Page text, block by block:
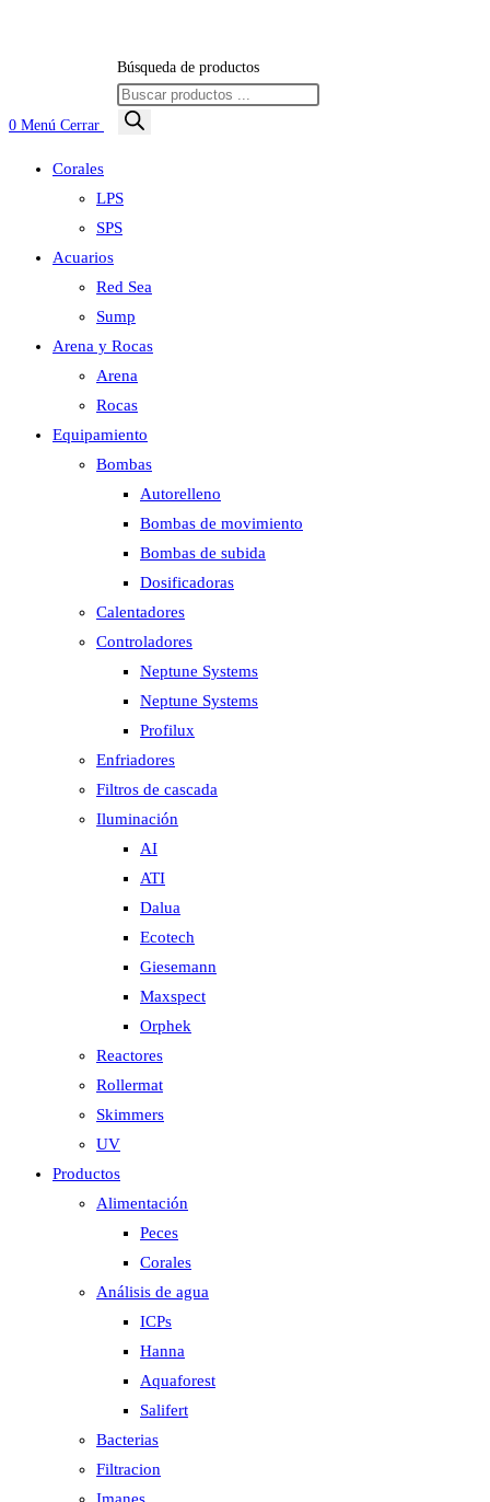
0 Menú Cerrar
Búsqueda de productos
Corales
LPS
SPS
Acuarios
Red Sea
Sump
Arena y Rocas
Arena
Rocas
Equipamiento
Bombas
Autorelleno
Bombas de movimiento
Bombas de subida
Dosificadoras
Calentadores
Controladores
Neptune Systems
Neptune Systems
Profilux
Enfriadores
Filtros de cascada
Iluminación
AI
ATI
Dalua
Ecotech
Giesemann
Maxspect
Orphek
Reactores
Rollermat
Skimmers
UV
Productos
Alimentación
Peces
Corales
Análisis de agua
ICPs
Hanna
Aquaforest
Salifert
Bacterias
Filtracion